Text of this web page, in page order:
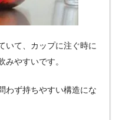
いて、カップに注ぐ時に
みやすいです。
わず持ちやすい構造にな